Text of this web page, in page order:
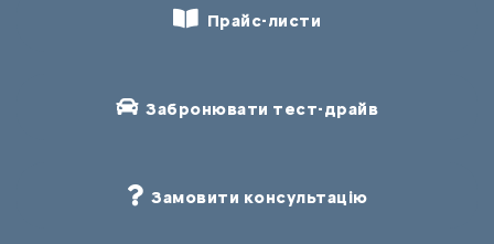
Прайс-листи
Забронювати тест-драйв
Замовити консультацію